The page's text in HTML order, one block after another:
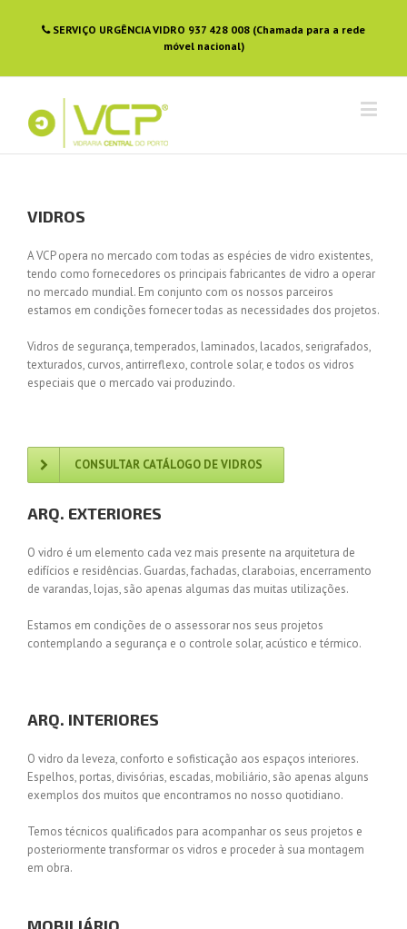
SERVIÇO URGÊNCIA VIDRO 937 428 008 (Chamada para a rede
móvel nacional)
VIDROS
A VCP opera no mercado com todas as espécies de vidro existentes,
tendo como fornecedores os principais fabricantes de vidro a operar
no mercado mundial. Em conjunto com os nossos parceiros
estamos em condições fornecer todas as necessidades dos projetos.
Vidros de segurança, temperados, laminados, lacados, serigrafados,
texturados, curvos, antirreflexo, controle solar, e todos os vidros
especiais que o mercado vai produzindo.
CONSULTAR CATÁLOGO DE VIDROS
ARQ. EXTERIORES
O vidro é um elemento cada vez mais presente na arquitetura de
edifícios e residências. Guardas, fachadas, claraboias, encerramento
de varandas, lojas, são apenas algumas das muitas utilizações.
Estamos em condições de o assessorar nos seus projetos
contemplando a segurança e o controle solar, acústico e térmico.
ARQ. INTERIORES
O vidro da leveza, conforto e sofisticação aos espaços interiores.
Espelhos, portas, divisórias, escadas, mobiliário, são apenas alguns
exemplos dos muitos que encontramos no nosso quotidiano.
Temos técnicos qualificados para acompanhar os seus projetos e
posteriormente transformar os vidros e proceder à sua montagem
em obra.